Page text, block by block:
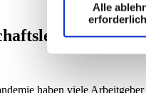
Alle
haben viele